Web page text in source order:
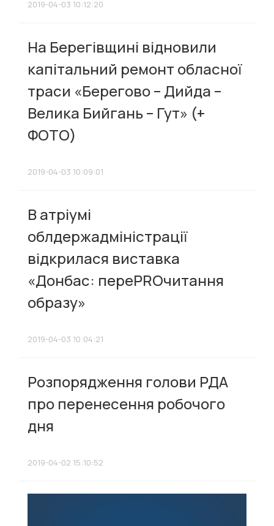
2019-04-03 10:12:20
На Берегівщині відновили
капітальний ремонт обласної
траси «Берегово – Дийда –
Велика Бийгань – Гут» (+
ФОТО)
2019-04-03 10:09:01
В атріумі
облдержадміністрації
відкрилася виставка
«Донбас: переPROчитання
образу»
2019-04-03 10:04:21
Розпорядження голови РДА
про перенесення робочого
дня
2019-04-02 15:10:52